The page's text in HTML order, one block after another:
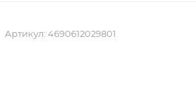
Артикул: 4690612029801